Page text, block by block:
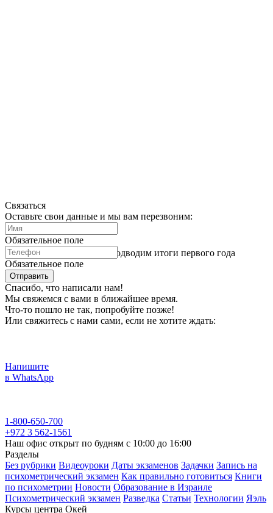
Реформа в психометрии: подводим итоги первого года
Связаться
Оставьте свои данные и мы вам перезвоним:
Обязательное поле
Обязательное поле
Отправить
Спасибо, что написали нам!
Мы свяжемся с вами в ближайшее время.
Что-то пошло не так, попробуйте позже!
Или свяжитесь с нами сами, если не хотите ждать:
Напишите
в WhatsApp
1-800-650-700
+972 3 562-1561
Наш офис открыт по будням с 10:00 до 16:00
Разделы
Без рубрики Видеоуроки Даты экзаменов Задачки Запись на
психометрический экзамен Как правильно готовиться Книги
по психометрии Новости Образование в Израиле
Психометрический экзамен Разведка Статьи Технологии Яэль
Курсы центра Окей